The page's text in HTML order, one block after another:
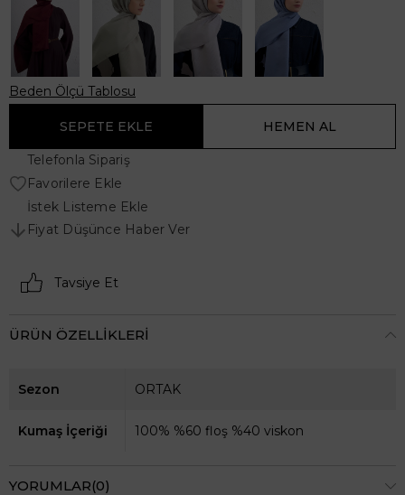
Beden Ölçü Tablosu
Telefonla Sipariş
Favorilere Ekle
İstek Listeme Ekle
Fiyat Düşünce Haber Ver
Tavsiye Et
ÜRÜN ÖZELLIKLERI
Sezon ORTAK
Kumaş İçeriği 100% %60 floş %40 viskon
YORUMLAR(0)